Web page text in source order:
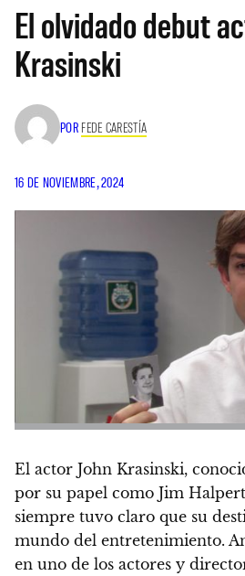
El olvidado debut
Krasinski
POR FEDE CARESTÍA
16 DE NOVIEMBRE, 2024
El actor John Krasinski,
por su papel como Jim
siempre tuvo claro que su
mundo del entretenimiento.
en uno de los actores y